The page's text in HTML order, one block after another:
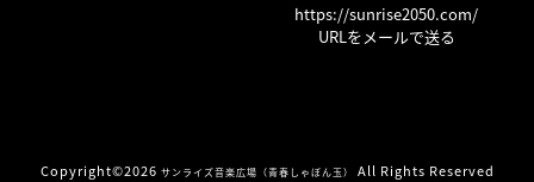
https://sunrise2050.com/
URLをメールで送る
Copyright©2026 サンライズ音楽広場（青春しゃぼん玉） All Rights Reserved